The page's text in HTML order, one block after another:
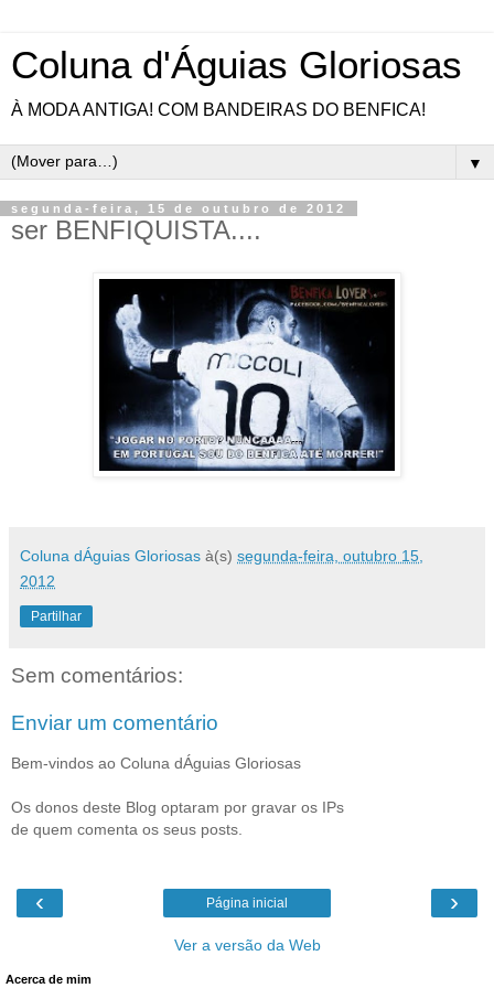
Coluna d'Águias Gloriosas
À MODA ANTIGA! COM BANDEIRAS DO BENFICA!
▼
segunda-feira, 15 de outubro de 2012
ser BENFIQUISTA....
Coluna dÁguias Gloriosas à(s) segunda-feira, outubro 15,
2012
Partilhar
Sem comentários:
Enviar um comentário
Bem-vindos ao Coluna dÁguias Gloriosas
Os donos deste Blog optaram por gravar os IPs
de quem comenta os seus posts.
‹ ›
Página inicial
Ver a versão da Web
Acerca de mim